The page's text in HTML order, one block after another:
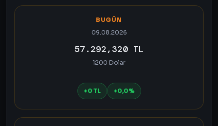
BUGÜN
09.08.2026
57.292,320 TL
1200 Dolar
+0 TL +0,0%